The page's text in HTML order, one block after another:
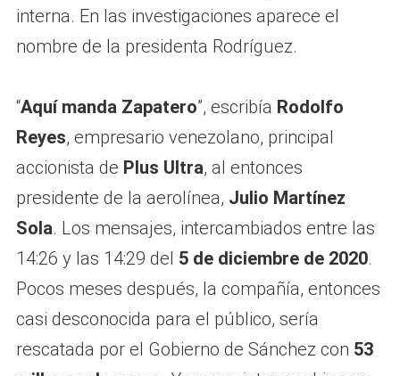
interna. En las investigaciones aparece el
nombre de la presidenta Rodríguez.
“Aquí manda Zapatero”, escribía Rodolfo
Reyes, empresario venezolano, principal
accionista de Plus Ultra, al entonces
presidente de la aerolínea, Julio Martínez
Sola. Los mensajes, intercambiados entre las
14:26 y las 14:29 del 5 de diciembre de 2020.
Pocos meses después, la compañía, entonces
casi desconocida para el público, sería
rescatada por el Gobierno de Sánchez con 53